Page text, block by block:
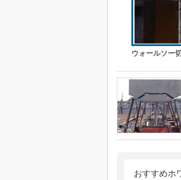
ウォールソー
おすすめホ